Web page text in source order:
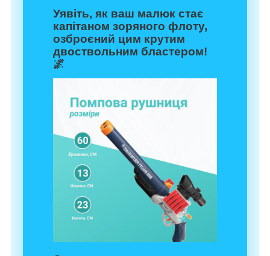
Уявіть, як ваш малюк стає
капітаном зоряного флоту,
озброєний цим крутим
двоствольним бластером!
🌌